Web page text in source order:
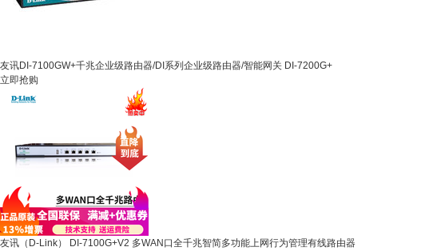
友讯DI-7100GW+千兆企业级路由器/DI系列企业级路由器/智能网关 DI-7200G+
立即抢购
友讯（D-Link） DI-7100G+V2 多WAN口全千兆智简多功能上网行为管理有线路由器